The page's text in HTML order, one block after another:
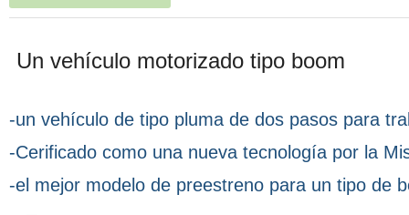
Un vehículo motorizado tipo boom
-un vehículo de tipo pluma de dos pasos para
-Cerificado como una nueva tecnología por la
-el mejor modelo de preestreno para un tipo de